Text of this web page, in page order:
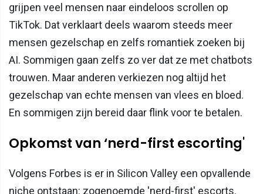
grijpen veel mensen naar eindeloos scrollen op
TikTok. Dat verklaart deels waarom steeds meer
mensen gezelschap en zelfs romantiek zoeken bij
AI. Sommigen gaan zelfs zo ver dat ze met chatbots
trouwen. Maar anderen verkiezen nog altijd het
gezelschap van echte mensen van vlees en bloed.
En sommigen zijn bereid daar flink voor te betalen.
Opkomst van ‘nerd-first escorting'
Volgens Forbes is er in Silicon Valley een opvallende
niche ontstaan: zogenoemde 'nerd-first' escorts.